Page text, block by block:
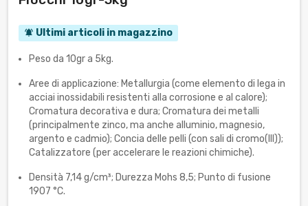
notifications_active Ultimi articoli in magazzino
Peso da 10gr a 5kg.
Aree di applicazione: Metallurgia (come elemento di lega in
acciai inossidabili resistenti alla corrosione e al calore);
Cromatura decorativa e dura; Cromatura dei metalli
(principalmente zinco, ma anche alluminio, magnesio,
argento e cadmio); Concia delle pelli (con sali di cromo(III));
Catalizzatore (per accelerare le reazioni chimiche).
Densità 7,14 g/cm³; Durezza Mohs 8,5; Punto di fusione
1907 °C.